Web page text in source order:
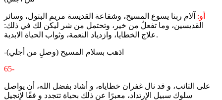
أو: آلام ربنا يسوع المسيح، وشفاعة القديسة مريم البتول، وسائر
القديسين، وما تفعلُ من خير، وتحتمل من شر ليكن لك في ذلك:
علاج الخطايا، وازدياد النعمة، وثواب الحياة الابدية.
-اذهب بسلام المسيح (وصلِ من أجلي)
65-
على التائب، و قد نال غفران خطاياه، و أشاد بفضل الله، أن يواصل
سلوك سبيل الإرتداد، معبرًا عن ذلك بحياة تتجدد و فقًا لإنجيل